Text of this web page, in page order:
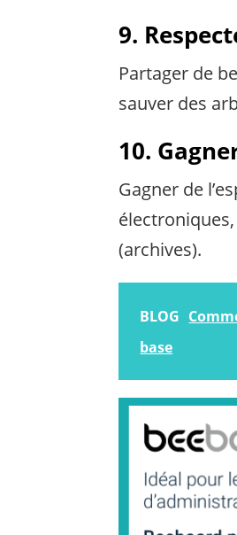
9.
Partager de
sauver des
10.
Gagner de
(archives).
BLOG
base